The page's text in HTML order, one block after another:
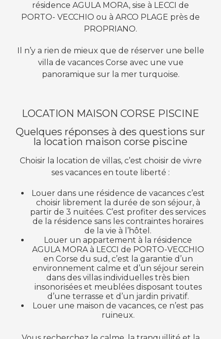
résidence AGULA MORA, sise à LECCI de
PORTO- VECCHIO ou à ARCO PLAGE près de
PROPRIANO.
Il n’y a rien de mieux que de réserver une belle
villa de vacances Corse avec une vue
panoramique sur la mer turquoise.
LOCATION MAISON CORSE PISCINE
Quelques réponses à des questions sur
la location maison corse piscine
Choisir la location de villas, c’est choisir de vivre
ses vacances en toute liberté :
Louer dans une résidence de vacances c’est
choisir librement la durée de son séjour, à
partir de 3 nuitées. C’est profiter des services
de la résidence sans les contraintes horaires
de la vie à l’hôtel.
Louer un appartement à la résidence
AGULA MORA à LECCI de PORTO-VECCHIO
en Corse du sud, c’est la garantie d’un
environnement calme et d’un séjour serein
dans des villas individuelles très bien
insonorisées et meublées disposant toutes
d’une terrasse et d’un jardin privatif.
Louer une maison de vacances, ce n’est pas
ruineux.